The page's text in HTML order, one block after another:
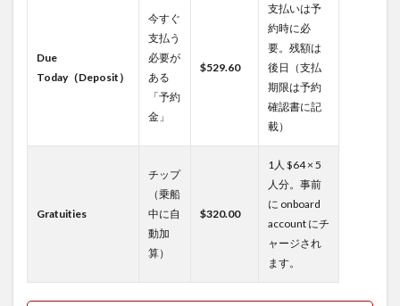
Due
Today（Deposit）
今すぐ
支払う
必要が
ある
「予約
金」
$529.60
支払いは予
約時に必
要。残額は
後日（支払
期限は予約
確認書に記
載）
Gratuities
チップ
（乗船
中に自
動加
算）
$320.00
1人 $64 × 5
人分。事前
に onboard
account にチ
ャージされ
ます。